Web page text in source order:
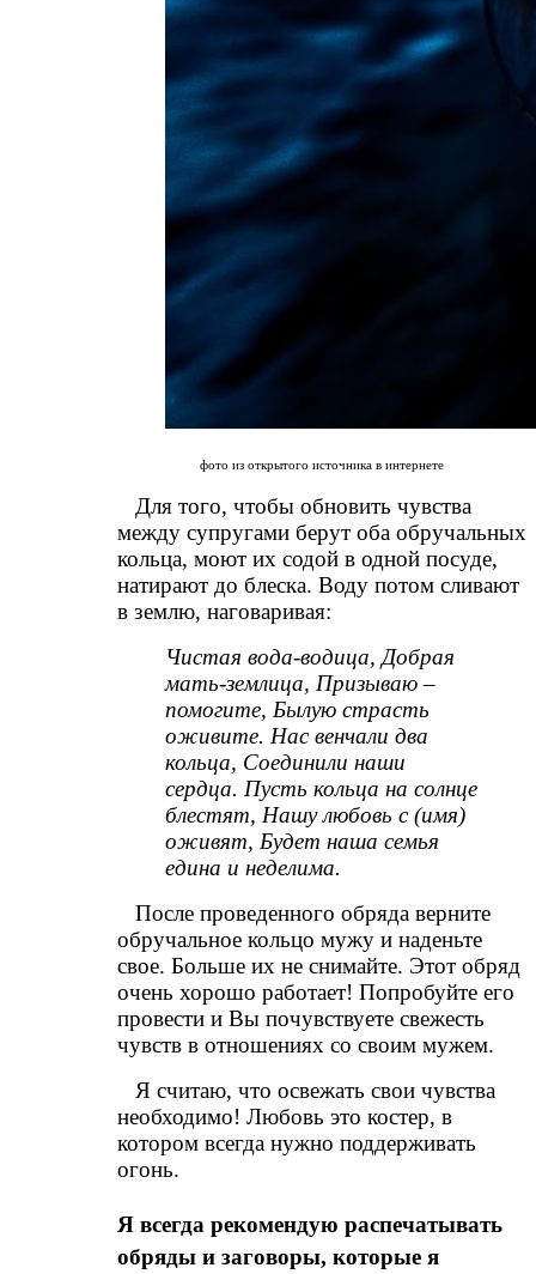
фото из открытого источника в интернете
Для того, чтобы обновить чувства
между супругами берут оба обручальных
кольца, моют их содой в одной посуде,
натирают до блеска. Воду потом сливают
в землю, наговаривая:
Чистая вода-водица, Добрая
мать-землица, Призываю –
помогите, Былую страсть
оживите. Нас венчали два
кольца, Соединили наши
сердца. Пусть кольца на солнце
блестят, Нашу любовь с (имя)
оживят, Будет наша семья
едина и неделима.
После проведенного обряда верните
обручальное кольцо мужу и наденьте
свое. Больше их не снимайте. Этот обряд
очень хорошо работает! Попробуйте его
провести и Вы почувствуете свежесть
чувств в отношениях со своим мужем.
Я считаю, что освежать свои чувства
необходимо! Любовь это костер, в
котором всегда нужно поддерживать
огонь.
Я всегда рекомендую распечатывать
обряды и заговоры, которые я